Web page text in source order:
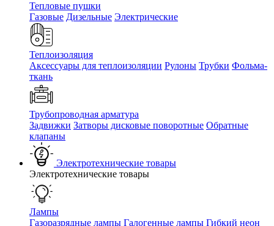
Тепловые пушки
Газовые Дизельные Электрические
Теплоизоляция
Аксессуары для теплоизоляции Рулоны Трубки Фольма-
ткань
Трубопроводная арматура
Задвижки Затворы дисковые поворотные Обратные
клапаны
Электротехнические товары
Электротехнические товары
Лампы
Газоразрядные лампы Галогенные лампы Гибкий неон